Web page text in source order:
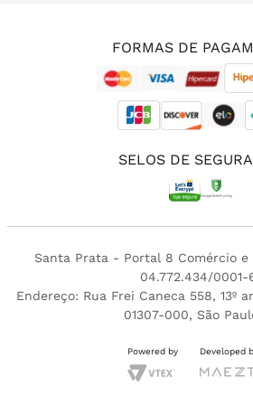
FORMAS DE
SELOS DE
Santa Prata - Portal 8 Comércio e
04.772.434/0001-
Endereço: Rua Frei Caneca 558, 13º
01307-000, São
Powered by Developed